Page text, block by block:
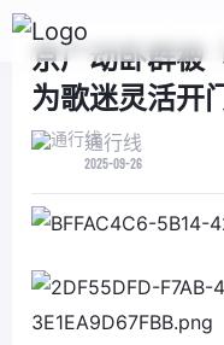
京广动卧群被
为歌迷灵活开
通行线
2025-09-26